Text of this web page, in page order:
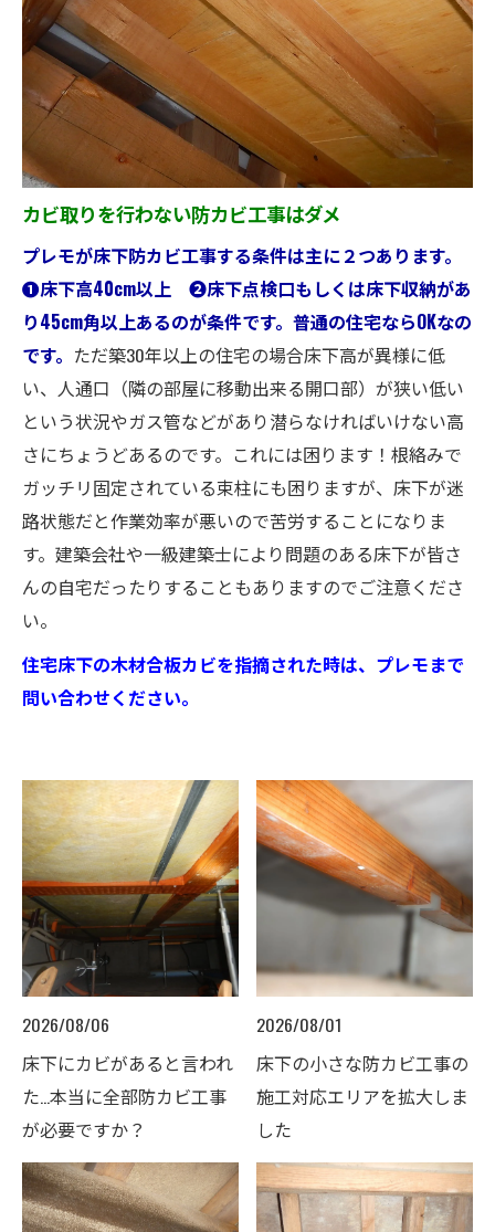
カビ取りを行わない防カビ工事はダメ
プレモが床下防カビ工事する条件は主に２つあります。
➊床下高40cm以上 ❷床下点検口もしくは床下収納があ
り45cm角以上あるのが条件です。普通の住宅ならOKなの
です。 ただ築30年以上の住宅の場合床下高が異様に低
い、人通口（隣の部屋に移動出来る開口部）が狭い低い
という状況やガス管などがあり潜らなければいけない高
さにちょうどあるのです。これには困ります！根絡みで
ガッチリ固定されている束柱にも困りますが、床下が迷
路状態だと作業効率が悪いので苦労することになりま
す。建築会社や一級建築士により問題のある床下が皆さ
んの自宅だったりすることもありますのでご注意くださ
い。
住宅床下の木材合板カビを指摘された時は、プレモまで
問い合わせください。
2026/08/06
床下にカビがあると言われ
た…本当に全部防カビ工事
が必要ですか？
2026/08/01
床下の小さな防カビ工事の
施工対応エリアを拡大しま
した